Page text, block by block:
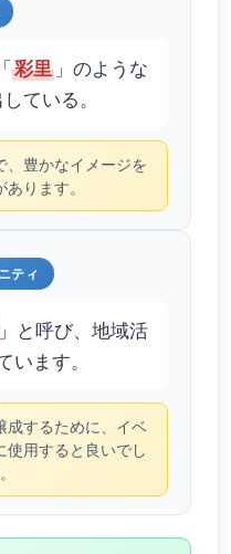
彩里」のような
ている。
、豊かなイメージを
ります。
ティ
と呼び、地域活
います。
成するために、イベ
使用すると良いでし